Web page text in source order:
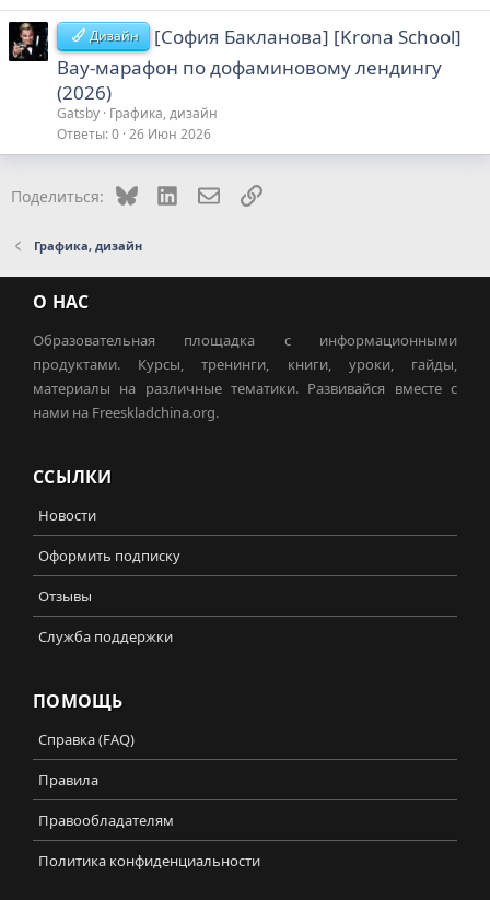
Дизайн
[София Бакланова] [Krona School]
Вау-марафон по дофаминовому лендингу
(2026)
Gatsby Графика, дизайн
Ответы 0 26 Июн 2026
Поделиться: Bluesky LinkedInЭлектронная почта
Ссылка
Графика, дизайн
О НАС
Образовательная площадка с информационными
продуктами. Курсы, тренинги, книги, уроки, гайды,
материалы на различные тематики. Развивайся вместе с
нами на Freeskladchina.org.
ССЫЛКИ
Новости
Оформить подписку
Отзывы
Служба поддержки
ПОМОЩЬ
Справка (FAQ)
Правила
Правообладателям
Политика конфиденциальности